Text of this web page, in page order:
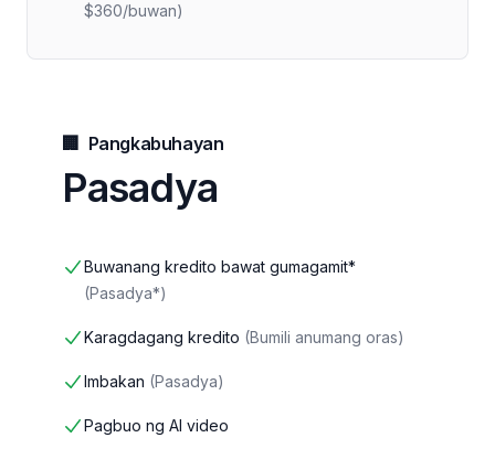
$360/buwan)
🏢 Pangkabuhayan
Pasadya
Buwanang kredito bawat gumagamit*
(Pasadya*)
Karagdagang kredito (Bumili anumang oras)
Imbakan (Pasadya)
Pagbuo ng AI video